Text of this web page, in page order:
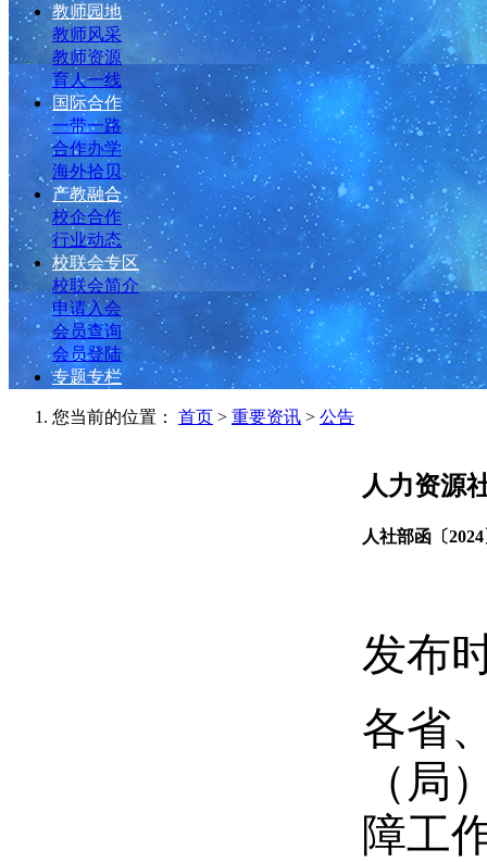
教师园地
教师风采
教师资源
育人一线
国际合作
一带一路
合作办学
海外拾贝
产教融合
校企合作
行业动态
校联会专区
校联会简介
申请入会
会员查询
会员登陆
专题专栏
您当前的位置： 首页 > 重要资讯 > 公告
人力资源
人社部函〔
发布
各省
（局
障工